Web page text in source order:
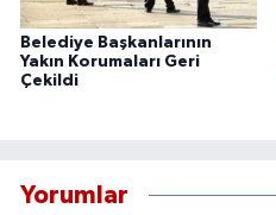
Belediye Başkanlarının
Yakın Korumaları Geri
Çekildi
Yorumlar